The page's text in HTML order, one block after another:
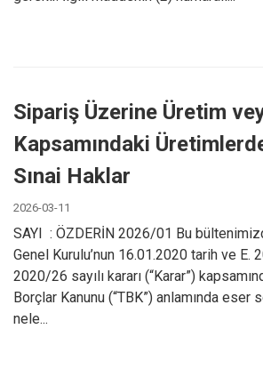
Sipariş Üzerine Üretim
Kapsamındaki
Sınai Haklar
2026-03-11
SAYI : ÖZDERİN 2026/01 Bu
Genel Kurulu’nun 16.01.2020 tarih ve E.
2020/26 sayılı kararı (“Karar”)
Borçlar Kanunu (“TBK”) anlamında
nele...